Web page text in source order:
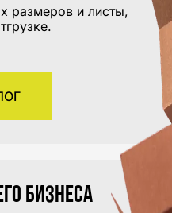
бизнеса
размеров и листы,